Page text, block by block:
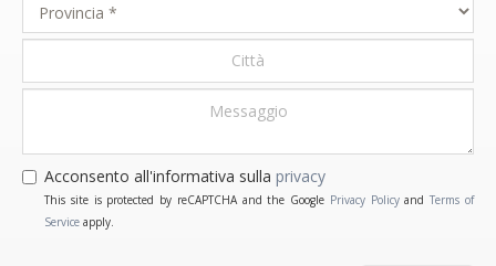
Acconsento all'informativa sulla privacy
This site is protected by reCAPTCHA and the Google Privacy PolicyandTerms of
Service apply.